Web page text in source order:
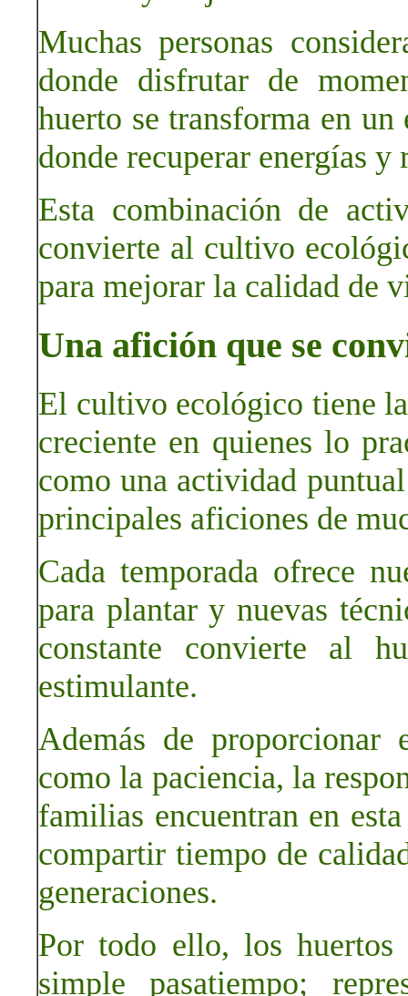
Muchas personas
donde disfrutar de
huerto se transforma en
donde recuperar energías
Esta combinación de
convierte al cultivo
para mejorar la calidad de
Una afición que se
El cultivo ecológico tiene
creciente en quienes lo
como una actividad
principales aficiones de
Cada temporada ofrece
para plantar y nuevas
constante convierte al
estimulante.
Además de proporcionar
como la paciencia, la
familias encuentran en
compartir tiempo de
generaciones.
Por todo ello, los huertos
simple pasatiempo;